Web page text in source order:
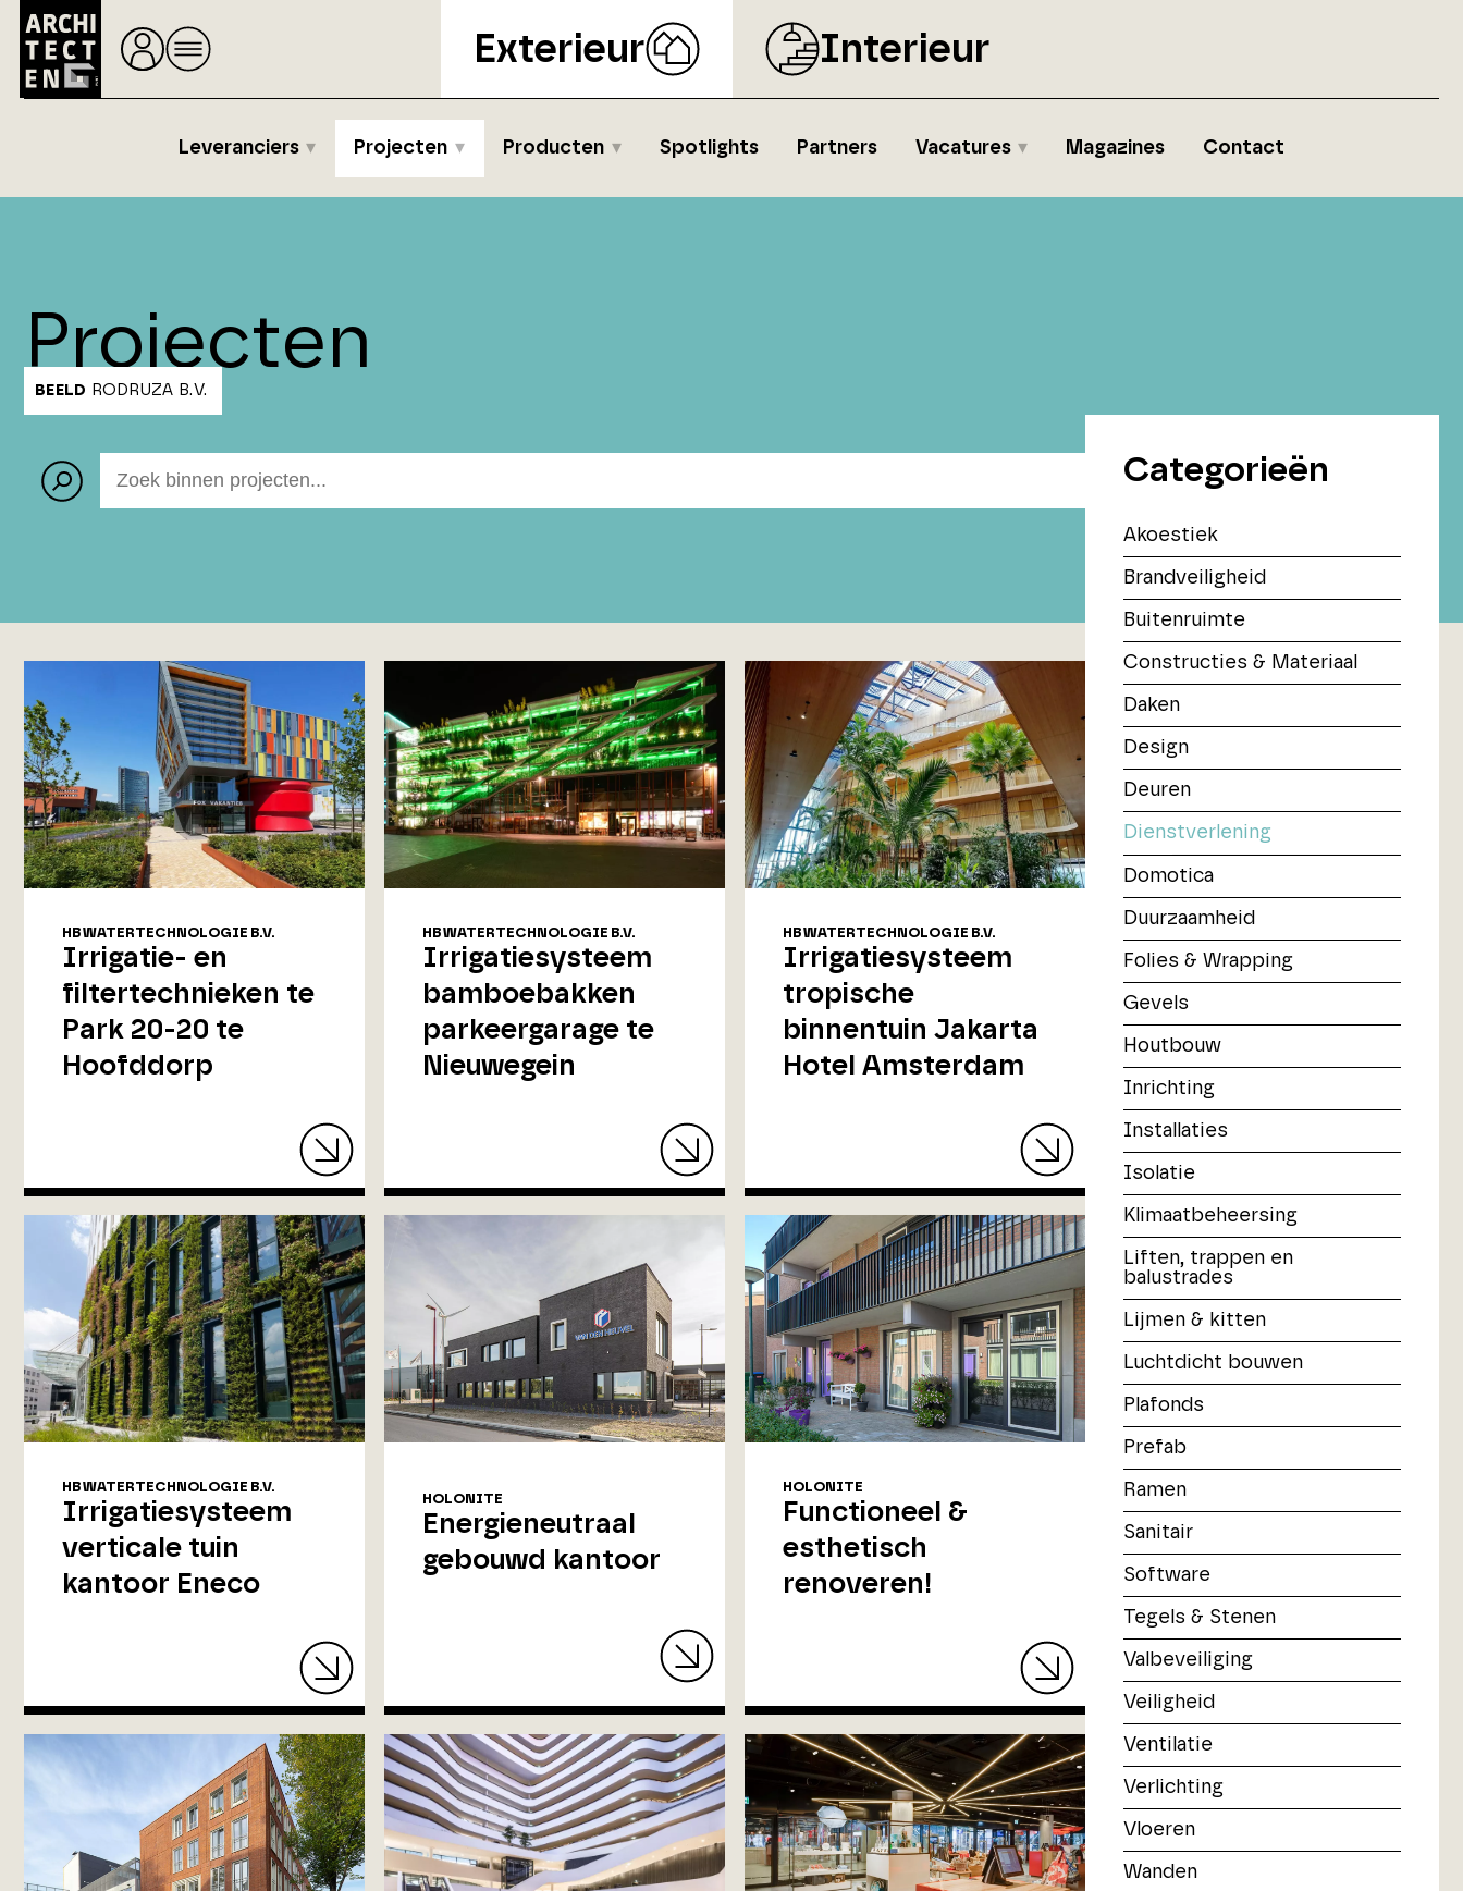
Exterieur Interieur
Leveranciers Projecten Producten Spotlights Partners Vacatures Magazines Contact
Projecten
BEELD RODRUZA B.V.
Categorieën
Akoestiek
Brandveiligheid
Buitenruimte
Constructies & Materiaal
Daken
Design
Deuren
Dienstverlening
Domotica
Duurzaamheid
Folies & Wrapping
Gevels
Houtbouw
Inrichting
Installaties
Isolatie
Klimaatbeheersing
Liften, trappen en
balustrades
Lijmen & kitten
Luchtdicht bouwen
Plafonds
Prefab
Ramen
Sanitair
Software
Tegels & Stenen
Valbeveiliging
Veiligheid
Ventilatie
Verlichting
Vloeren
Wanden
HB WATERTECHNOLOGIE B.V.
Irrigatie- en
filtertechnieken te
Park 20-20 te
Hoofddorp
HB WATERTECHNOLOGIE B.V.
Irrigatiesysteem
bamboebakken
parkeergarage te
Nieuwegein
HB WATERTECHNOLOGIE B.V.
Irrigatiesysteem
tropische
binnentuin Jakarta
Hotel Amsterdam
HB WATERTECHNOLOGIE B.V.
Irrigatiesysteem
verticale tuin
kantoor Eneco
HOLONITE
Energieneutraal
gebouwd kantoor
HOLONITE
Functioneel &
esthetisch
renoveren!